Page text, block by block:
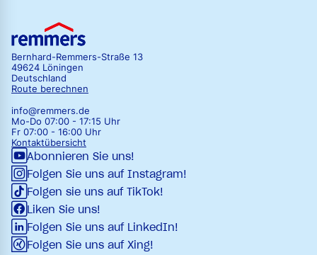
Bernhard-Remmers-Straße 13
49624 Löningen
Deutschland
Route berechnen
info@remmers.de
Mo-Do 07:00 - 17:15 Uhr
Fr 07:00 - 16:00 Uhr
Kontaktübersicht
Abonnieren Sie uns!
Folgen Sie uns auf Instagram!
Folgen sie uns auf TikTok!
Liken Sie uns!
Folgen Sie uns auf LinkedIn!
Folgen Sie uns auf Xing!